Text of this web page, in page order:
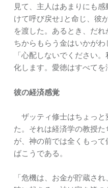
見て、主人はあまりにも
けて呼び戻せ｣と命じ、彼
を渡した。あるとき、だ
ちからもらう金はいかがわ
「心配しないでください
化します。愛徳はすべてを
彼の経済感覚
ザッティ修士はちょっ
た。それは経済学の教授
が、神の前では全くもっ
ばこうである。
「危機は、お金が貯蔵さ